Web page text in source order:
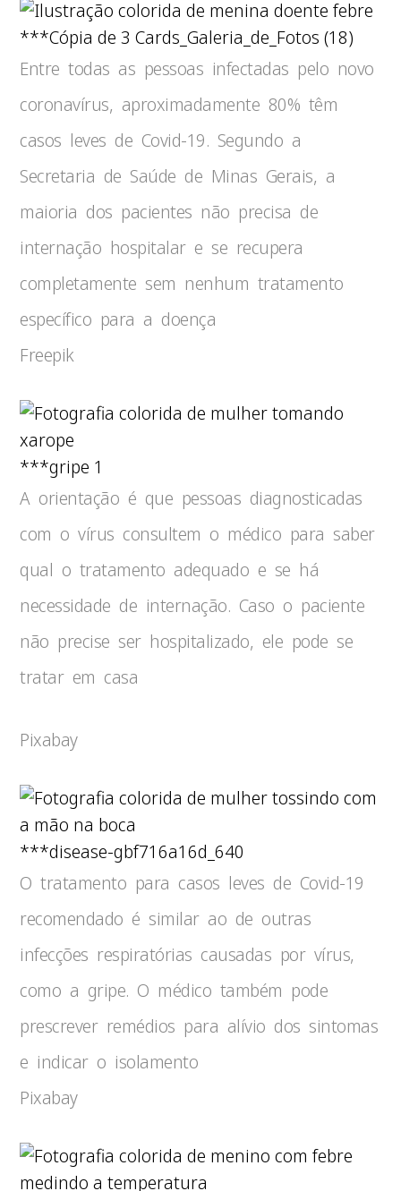
***Cópia de 3 Cards_Galeria_de_Fotos (18)
Entre todas as pessoas infectadas pelo novo
coronavírus, aproximadamente 80% têm
casos leves de Covid-19. Segundo a
Secretaria de Saúde de Minas Gerais, a
maioria dos pacientes não precisa de
internação hospitalar e se recupera
completamente sem nenhum tratamento
específico para a doença
Freepik
***gripe 1
A orientação é que pessoas diagnosticadas
com o vírus consultem o médico para saber
qual o tratamento adequado e se há
necessidade de internação. Caso o paciente
não precise ser hospitalizado, ele pode se
tratar em casa
Pixabay
***disease-gbf716a16d_640
O tratamento para casos leves de Covid-19
recomendado é similar ao de outras
infecções respiratórias causadas por vírus,
como a gripe. O médico também pode
prescrever remédios para alívio dos sintomas
e indicar o isolamento
Pixabay